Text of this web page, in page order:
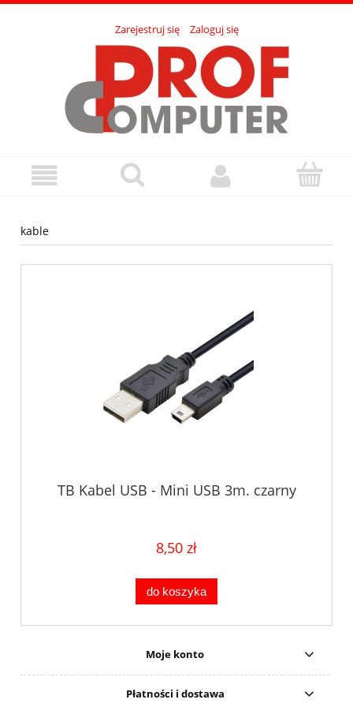
Zarejestruj się Zaloguj się
kable
TB Kabel USB - Mini USB 3m. czarny
8,50 zł
do koszyka
Moje konto
Płatności i dostawa